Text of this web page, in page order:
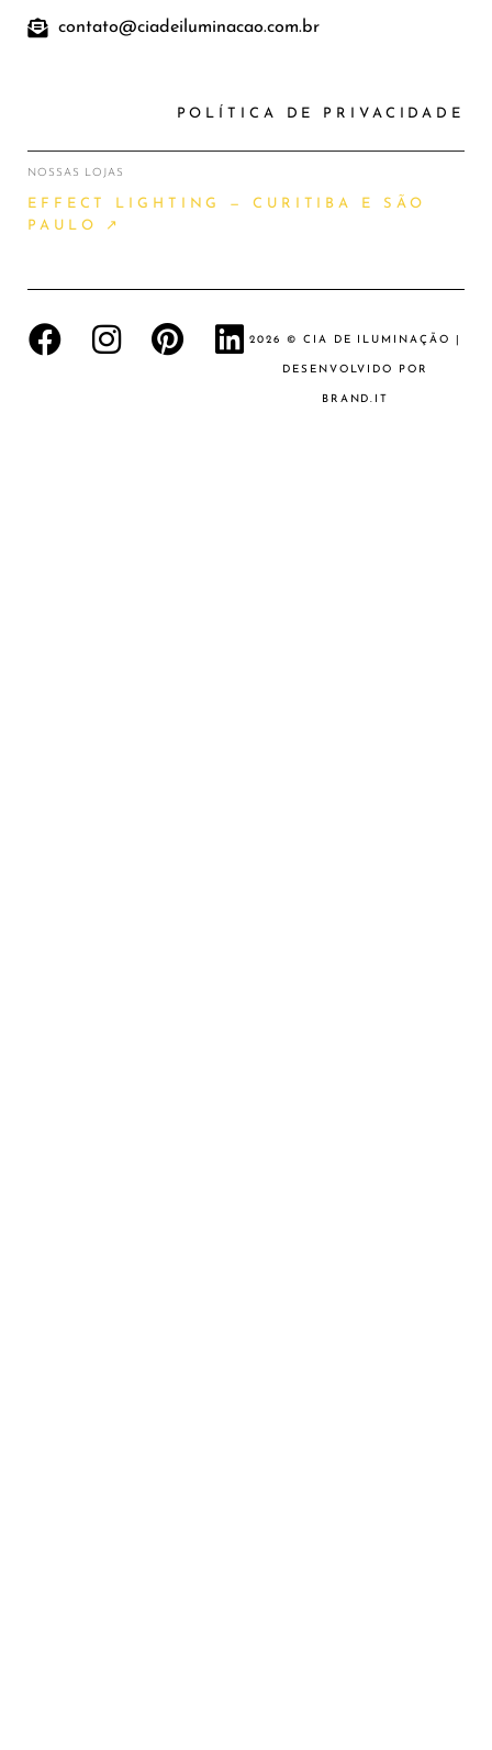
contato@ciadeiluminacao.com.br
POLÍTICA DE PRIVACIDADE
NOSSAS LOJAS
EFFECT LIGHTING — CURITIBA E SÃO
PAULO ↗
2026 © CIA DE ILUMINAÇÃO |
DESENVOLVIDO POR
BRAND.IT